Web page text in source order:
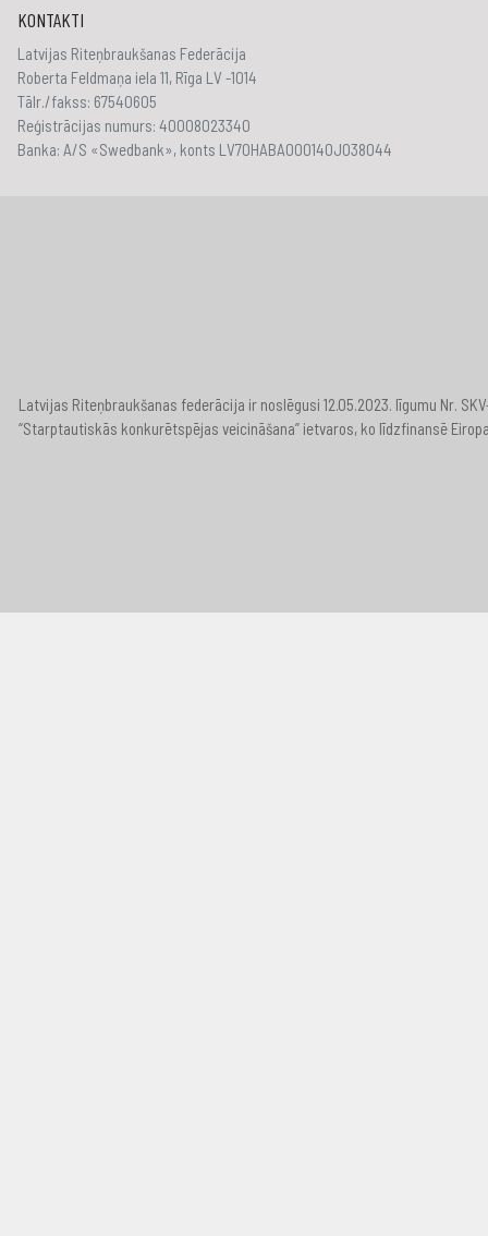
KONTAKTI
Latvijas Riteņbraukšanas Federācija
Roberta Feldmaņa iela 11, Rīga LV -1014
Tālr./fakss: 67540605
Reģistrācijas numurs: 40008023340
Banka: A/S «Swedbank», konts LV70HABA000140J038044
Latvijas Riteņbraukšanas federācija ir noslēgusi 12.05.2023. līgumu Nr.
“Starptautiskās konkurētspējas veicināšana” ietvaros, ko līdzfinansē